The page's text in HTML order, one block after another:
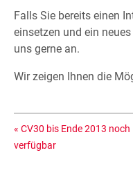
Falls Sie bereits einen
einsetzen und ein
uns gerne an.
Wir zeigen Ihnen die
« CV30 bis Ende 2013 noch
verfügbar